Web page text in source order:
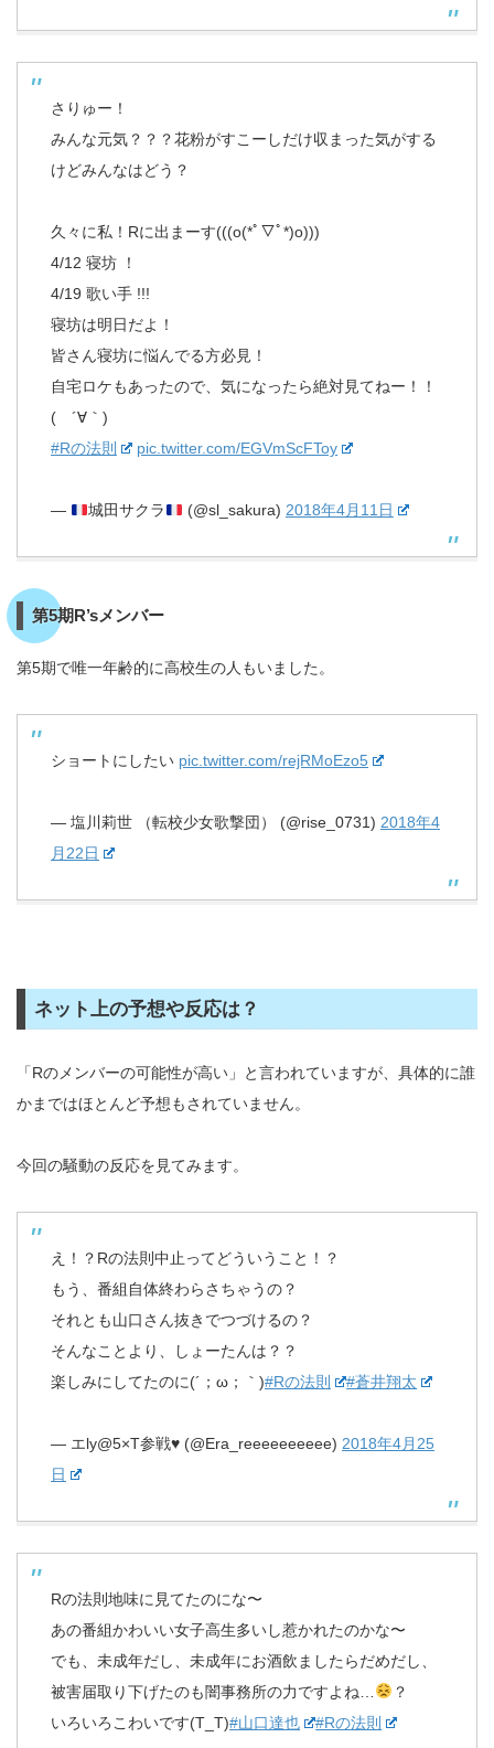
さりゅー！
みんな元気？？？花粉がすこーしだけ収まった気がする
けどみんなはどう？
久々に私！Rに出まーす(((o(*ﾟ▽ﾟ*)o)))
4/12 寝坊 ！
4/19 歌い手 !!!
寝坊は明日だよ！
皆さん寝坊に悩んでる方必見！
自宅ロケもあったので、気になったら絶対見てねー！！
( ´∀｀)
#Rの法則
pic.twitter.com/EGVmScFToy
— 城田サクラ (@sl_sakura) 2018年4月11日
第5期R’sメンバー
第5期で唯一年齢的に高校生の人もいました。
ショートにしたい pic.twitter.com/rejRMoEzo5
— 塩川莉世 （転校少女歌撃団） (@rise_0731) 2018年4
月22日
ネット上の予想や反応は？
「Rのメンバーの可能性が高い」と言われていますが、具体的に誰
かまではほとんど予想もされていません。
今回の騒動の反応を見てみます。
え！？Rの法則中止ってどういうこと！？
もう、番組自体終わらさちゃうの？
それとも山口さん抜きでつづけるの？
そんなことより、しょーたんは？？
楽しみにしてたのに(´；ω；｀)#Rの法則 #蒼井翔太
— エly@5×T参戦♥ (@Era_reeeeeeeeee) 2018年4月25
日
Rの法則地味に見てたのにな〜
あの番組かわいい女子高生多いし惹かれたのかな〜
でも、未成年だし、未成年にお酒飲ましたらだめだし、
被害届取り下げたのも闇事務所の力ですよね…
？
いろいろこわいです(T_T)#山口達也 #Rの法則